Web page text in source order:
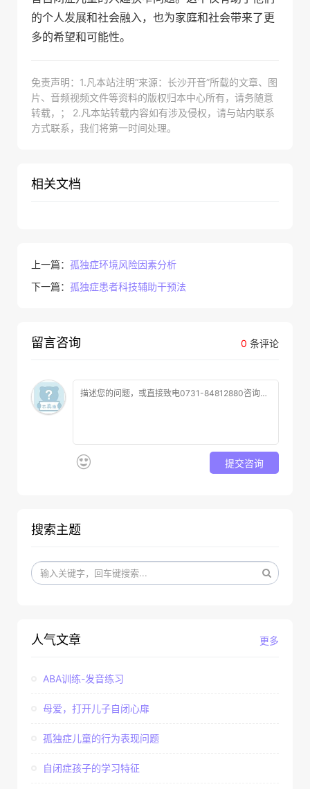
的个人发展和社会融入，也为家庭和社会带来了更
多的希望和可能性。
免责声明：1.凡本站注明“来源：长沙开音”所载的文章、图
片、音频视频文件等资料的版权归本中心所有，请务随意
转载，； 2.凡本站转载内容如有涉及侵权，请与站内联系
方式联系，我们将第一时间处理。
相关文档
上一篇： 孤独症环境风险因素分析
下一篇： 孤独症患者科技辅助干预法
0 条评论
留言咨询
提交咨询
搜索主题
更多
人气文章
ABA训练-发音练习
母爱，打开儿子自闭心扉
孤独症儿童的行为表现问题
自闭症孩子的学习特征